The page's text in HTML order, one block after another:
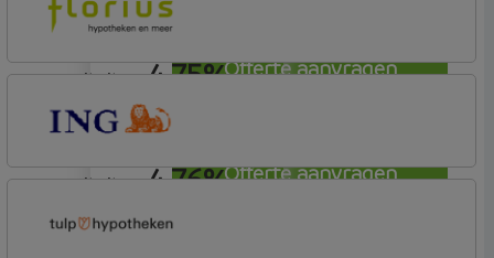
Offerte aanvragen
4,75%
Offerte aanvragen
Budget
annuiteit
4,76%
Profijt drie + drie
annuiteit
Basistarief